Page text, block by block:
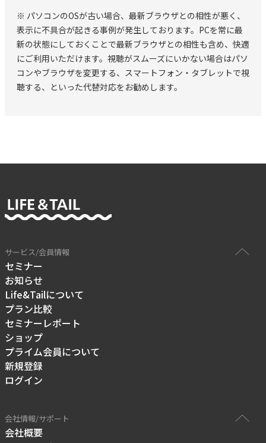
※ パソコンのOSが古い場合、最新ブラウザとの相性が悪く、
表示に不具合が起きる事例が発生しております。PCを常に最
新の状態にしておくことで最新ブラウザとの相性も含め、快適
にご利用いただけます。視聴がスムーズにいかない場合はパソ
コンやブラウザを変更する、スマートフォン・タブレットで視
聴する、といった代替対応をお勧めします。
サービス/会員情報
セミナー
お知らせ
Life&Tailについて
プラン比較
セミナーレポート
ショップ
プライム会員について
新規登録
ログイン
会社情報/サポート
会社概要